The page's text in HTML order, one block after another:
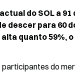
do SOL a
descer para 60
quanto 59%,
participantes do